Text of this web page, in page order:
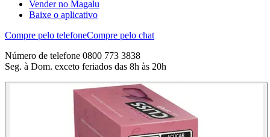
Vender no Magalu
Baixe o aplicativo
Compre pelo telefoneCompre pelo chat
Número de telefone 0800 773 3838
Seg. à Dom. exceto feriados das 8h às 20h